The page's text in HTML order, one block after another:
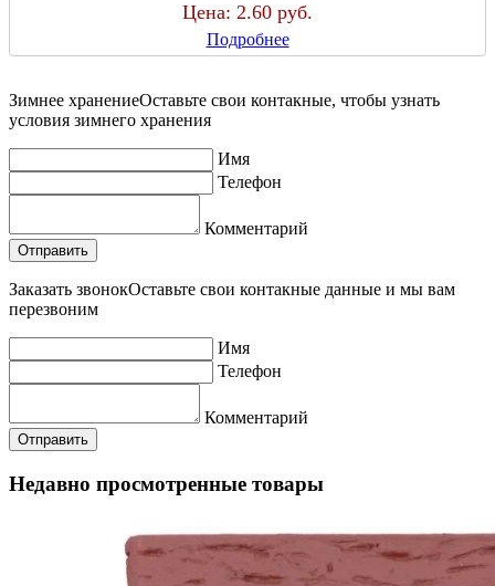
Цена: 2.60 руб.
Подробнее
Зимнее хранениеОставьте свои контакные, чтобы узнать
условия зимнего хранения
Имя
Телефон
Комментарий
Заказать звонокОставьте свои контакные данные и мы вам
перезвоним
Имя
Телефон
Комментарий
Недавно просмотренные товары